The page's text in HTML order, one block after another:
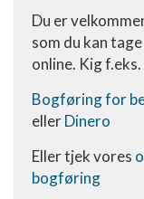
Du er
som du kan
online. Kig f.eks.
Bogføring for
ellerDinero
Eller tjek vores
bogføring
Måle
Forstå
kombinationer af
kilder
Bruge